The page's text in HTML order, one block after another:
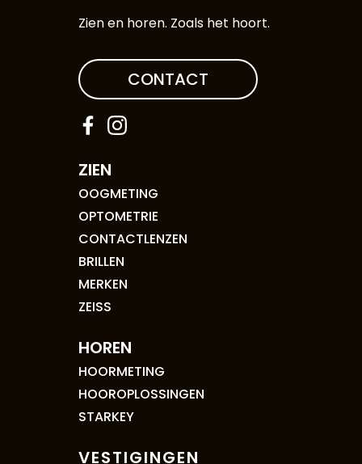
Zien en horen. Zoals het hoort.
CONTACT
ZIEN
OOGMETING
OPTOMETRIE
CONTACTLENZEN
BRILLEN
MERKEN
ZEISS
HOREN
HOORMETING
HOOROPLOSSINGEN
STARKEY
VESTIGINGEN